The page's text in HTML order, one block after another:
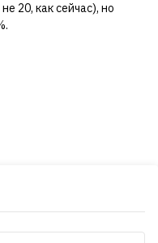
20, как сейчас), но